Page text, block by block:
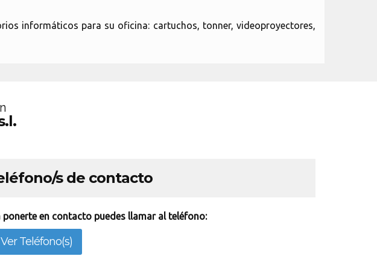
informáticos para su oficina: cartuchos, tonner, videoproyectores,
s de contacto
ponerte en contacto puedes llamar al teléfono:
Teléfono(s)